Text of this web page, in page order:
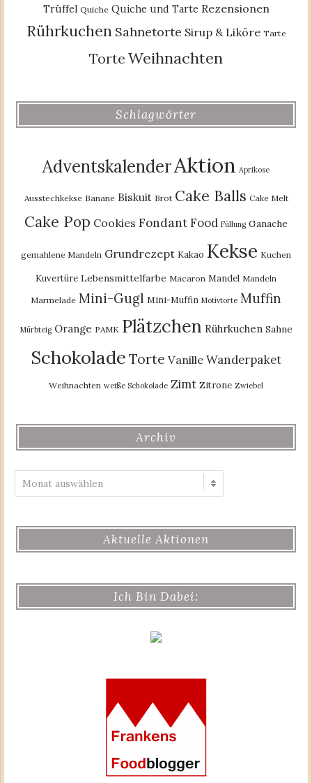
Trüffel Quiche Quiche und Tarte Rezensionen
Rührkuchen Sahnetorte Sirup & Liköre Tarte
Torte Weihnachten
Schlagwörter
AdventskalenderAktion Aprikose
Ausstechkekse Banane Biskuit Brot Cake Balls Cake Melt
Cake Pop Cookies Fondant Food Füllung Ganache
gemahlene Mandeln Grundrezept Kakao Kekse Kuchen
Kuvertüre Lebensmittelfarbe Macaron Mandel Mandeln
Marmelade Mini-Gugl Mini-Muffin Motivtorte Muffin
Mürbteig Orange PAMK Plätzchen Rührkuchen Sahne
Schokolade Torte Vanille Wanderpaket
Weihnachten weiße Schokolade Zimt Zitrone Zwiebel
Archiv
Aktuelle Aktionen
Ich Bin Dabei: